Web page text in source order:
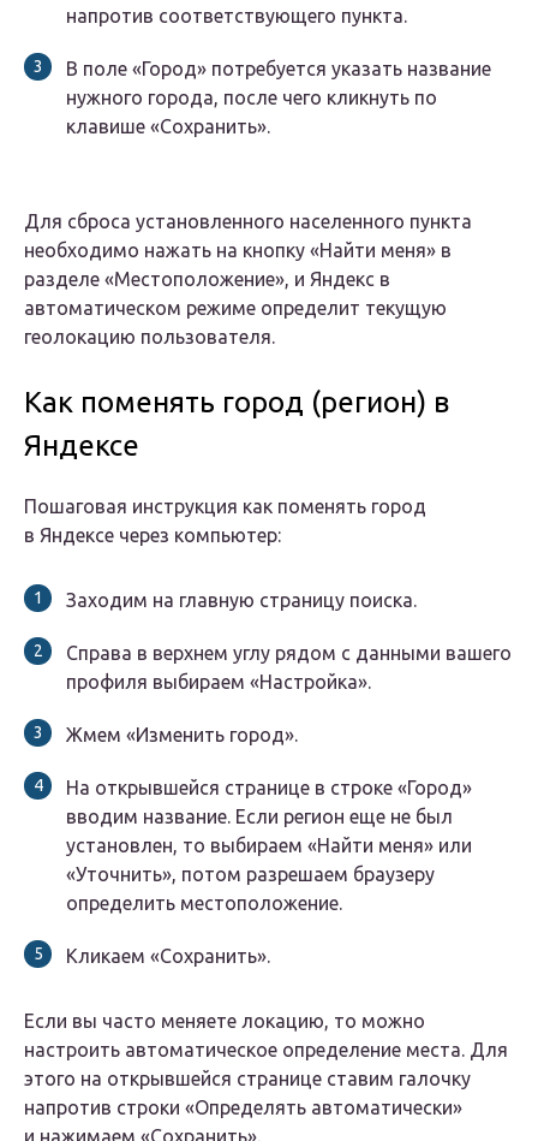
напротив соответствующего пункта.
В поле «Город» потребуется указать название
нужного города, после чего кликнуть по
клавише «Сохранить».
Для сброса установленного населенного пункта
необходимо нажать на кнопку «Найти меня» в
разделе «Местоположение», и Яндекс в
автоматическом режиме определит текущую
геолокацию пользователя.
Как поменять город (регион) в
Яндексе
Пошаговая инструкция как поменять город
в Яндексе через компьютер:
Заходим на главную страницу поиска.
Справа в верхнем углу рядом с данными вашего
профиля выбираем «Настройка».
Жмем «Изменить город».
На открывшейся странице в строке «Город»
вводим название. Если регион еще не был
установлен, то выбираем «Найти меня» или
«Уточнить», потом разрешаем браузеру
определить местоположение.
Кликаем «Сохранить».
Если вы часто меняете локацию, то можно
настроить автоматическое определение места. Для
этого на открывшейся странице ставим галочку
напротив строки «Определять автоматически»